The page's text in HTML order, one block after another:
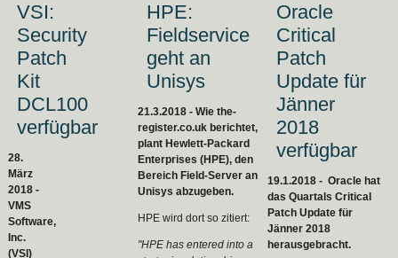
VSI:
Security
Patch
Kit
DCL100
verfügbar
28.
März
2018 -
VMS
Software,
Inc.
(VSI)
HPE:
Fieldservice
geht an
Unisys
21.3.2018 - Wie the-
register.co.uk berichtet,
plant Hewlett-Packard
Enterprises (HPE), den
Bereich Field-Server an
Unisys abzugeben.
HPE wird dort so zitiert:
"HPE has entered into a
Oracle
Critical
Patch
Update für
Jänner
2018
verfügbar
19.1.2018 - Oracle hat
das Quartals Critical
Patch Update für
Jänner 2018
herausgebracht.